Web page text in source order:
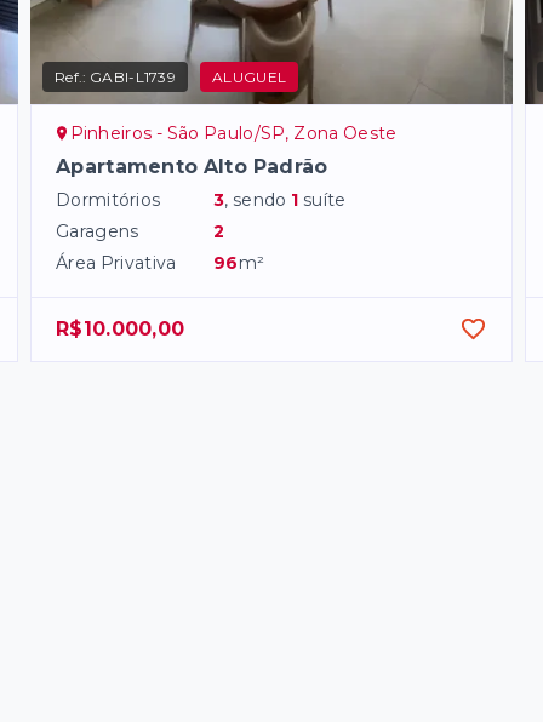
Ref.: GABI-L1739 ALUGUEL
Pinheiros - São Paulo/SP, Zona Oeste
Apartamento Alto Padrão
Dormitórios 3, sendo 1 suíte
Garagens
2
Área Privativa
96m²
R$10.000,00